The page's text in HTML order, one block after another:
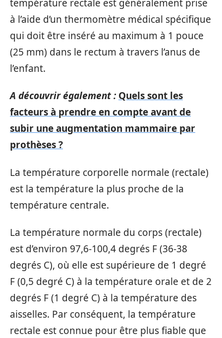
température rectale est généralement prise
à l’aide d’un thermomètre médical spécifique
qui doit être inséré au maximum à 1 pouce
(25 mm) dans le rectum à travers l’anus de
l’enfant.
A découvrir également : Quels sont les
facteurs à prendre en compte avant de
subir une augmentation mammaire par
prothèses ?
La température corporelle normale (rectale)
est la température la plus proche de la
température centrale.
La température normale du corps (rectale)
est d’environ 97,6-100,4 degrés F (36-38
degrés C), où elle est supérieure de 1 degré
F (0,5 degré C) à la température orale et de 2
degrés F (1 degré C) à la température des
aisselles. Par conséquent, la température
rectale est connue pour être plus fiable que